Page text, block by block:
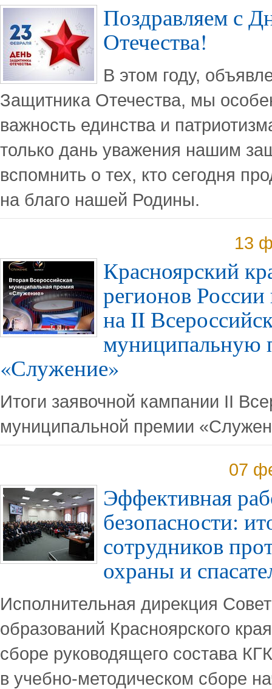
Поздравляем с
Отечества!
В этом году,
Защитника Отечества, мы
важность единства и
только дань уважения нашим
вспомнить о тех, кто сегодня
на благо нашей Родины.
13
Красноярский
регионов
на II
муниципальную
«Служение»
Итоги заявочной кампании II
муниципальной премии
07
Эффективная
безопасности:
сотрудников
охраны и
Исполнительная дирекция
образований Красноярского
сборе руководящего состава
в учебно-методическом сборе